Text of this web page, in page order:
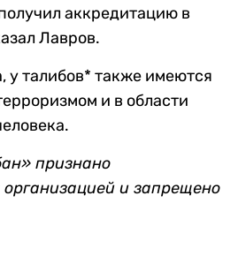
аккредитацию в
Лавров.
у талибов* также имеются
и в области
признано
организацией и запрещено